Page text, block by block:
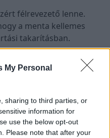
My Personal
sharing to third parties, or
information for
use the below opt-out
Please note that after your
félrevezető lenne.
a menta kellemes
takarításban.
rágcsálók ellen
gyakran jelenik meg
vonulási útvonalára,
helyeznek el
környékén.